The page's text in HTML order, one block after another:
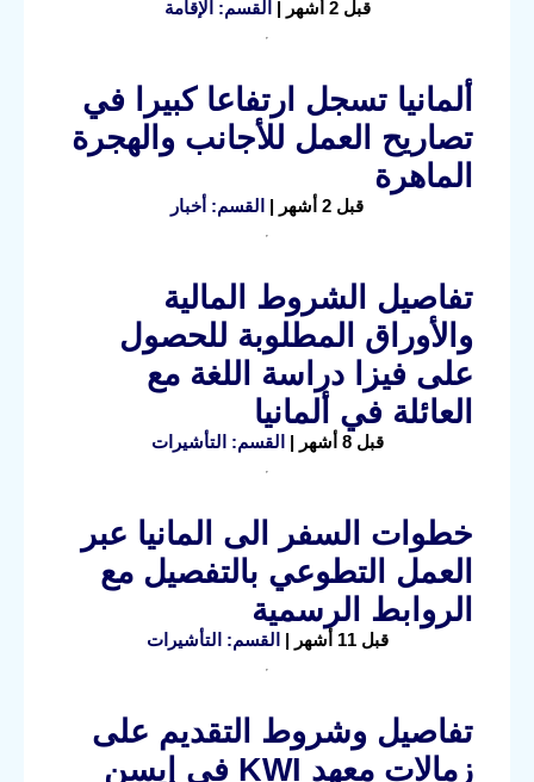
قبل 2 أشهر | القسم: الإقامة
ألمانيا تسجل ارتفاعا كبيرا في
تصاريح العمل للأجانب والهجرة
الماهرة
قبل 2 أشهر | القسم: أخبار
تفاصيل الشروط المالية
والأوراق المطلوبة للحصول
على فيزا دراسة اللغة مع
العائلة في ألمانيا
قبل 8 أشهر | القسم: التأشيرات
خطوات السفر الى المانيا عبر
العمل التطوعي بالتفصيل مع
الروابط الرسمية
قبل 11 أشهر | القسم: التأشيرات
تفاصيل وشروط التقديم على
زمالات معهد KWI في إيسن